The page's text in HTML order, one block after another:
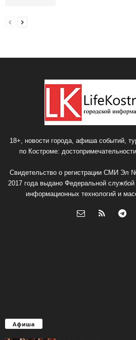
18+, новости города, афиша событий,
по Костроме:
Свидетельство о регистрации СМИ Эл
2017 года выдано Федеральной
информационных технологий и
Афиша